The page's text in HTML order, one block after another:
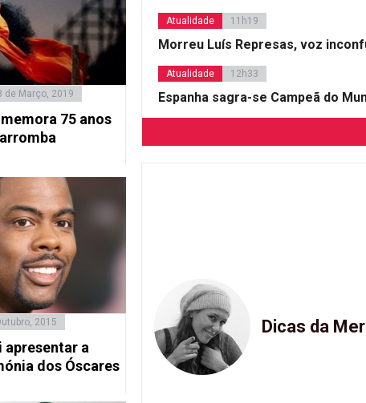
de Março, 2019
75 anos
2015
apresentar a
dos Óscares
Atualidade 11h19
Morreu Luís Represas, voz
Atualidade 12h33
Espanha sagra-se Campeã do
Dicas da